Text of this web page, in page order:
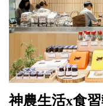
神農生活x食